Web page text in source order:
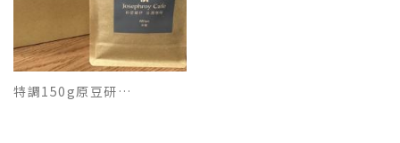
特調150g原豆研磨包裝 - 義式米蘭巧克力香氛咖啡